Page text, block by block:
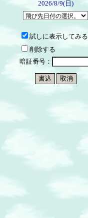
2026/8/9(日)
試しに表示してみる
削除する
暗証番号：